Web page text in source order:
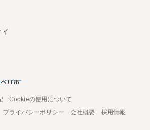
Cookieの使用について
プライバシーポリシー 会社概要
採用情報